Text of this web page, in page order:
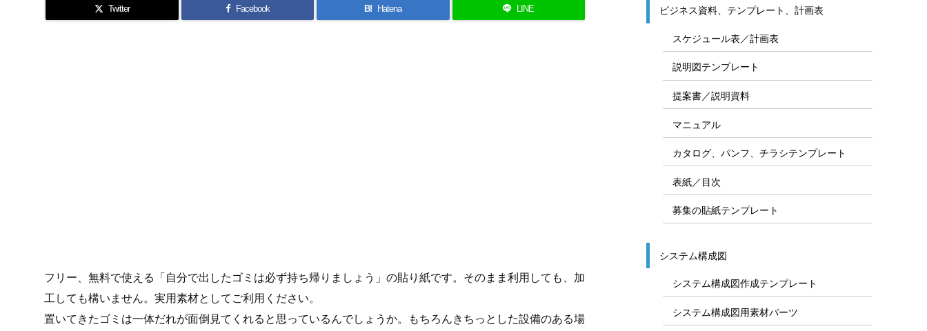
Twitter Facebook B! Hatena LINE
フリー、無料で使える「自分で出したゴミは必ず持ち帰りましょう」の貼り紙です。そのまま利用しても、加
工しても構いません。実用素材としてご利用ください。
置いてきたゴミは一体だれが面倒見てくれると思っているんでしょうか。もちろんきちっとした設備のある場
ビジネス資料、テンプレート、計画表
スケジュール表／計画表
説明図テンプレート
提案書／説明資料
マニュアル
カタログ、パンフ、チラシテンプレート
表紙／目次
募集の貼紙テンプレート
システム構成図
システム構成図作成テンプレート
システム構成図用素材パーツ